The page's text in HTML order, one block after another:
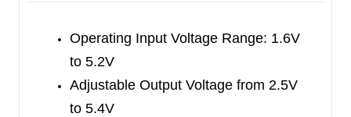
The SGM66099C is able to deliver 300mA output
current from 3.3V to 5V conversion, and achieves
93% peak efficiency at 200mA load.
Operating Input Voltage Range: 1.6V
to 5.2V
Adjustable Output Voltage from 2.5V
to 5.4V